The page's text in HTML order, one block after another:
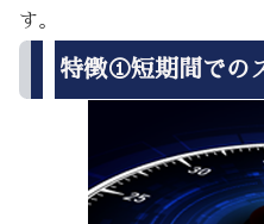
す。
特徴①短期間での